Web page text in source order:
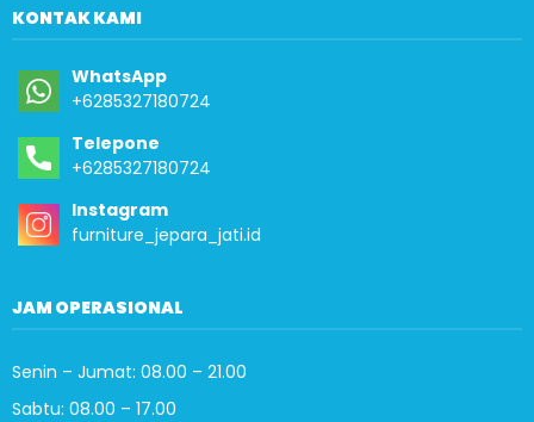
KONTAK KAMI
WhatsApp
+6285327180724
Telepone
+6285327180724
Instagram
furniture_jepara_jati.id
JAM OPERASIONAL
Senin – Jumat: 08.00 – 21.00
Sabtu: 08.00 – 17.00